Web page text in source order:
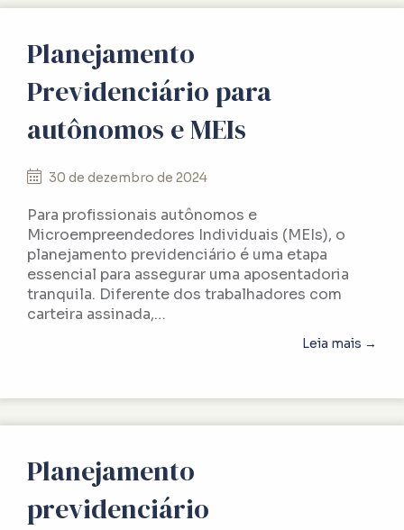
Planejamento
Previdenciário para
autônomos e MEIs
30 de dezembro de 2024
Para profissionais autônomos e
Microempreendedores Individuais (MEIs), o
planejamento previdenciário é uma etapa
essencial para assegurar uma aposentadoria
tranquila. Diferente dos trabalhadores com
carteira assinada,…
Leia mais →
Planejamento
previdenciário